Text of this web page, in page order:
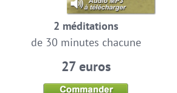
2 méditations
de 30 minutes chacune
27 euros